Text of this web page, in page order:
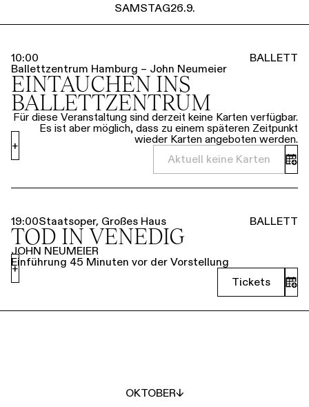
SAMSTAG26.9.
10:00
Ballettzentrum Hamburg – John Neumeier
BALLETT
EINTAUCHEN INS
BALLETTZENTRUM
Für diese Veranstaltung sind derzeit keine Karten verfügbar.
Es ist aber möglich, dass zu einem späteren Zeitpunkt
wieder Karten angeboten werden.
Aktuell keine Karten
+
19:00Staatsoper, Großes Haus BALLETT
TOD IN VENEDIG
JOHN NEUMEIER
Einführung 45 Minuten vor der Vorstellung
Tickets
+
OKTOBER↓